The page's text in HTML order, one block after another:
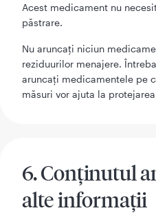
Acest medicament nu
păstrare.
Nu aruncaţi niciun
reziduurilor menajere.
aruncaţi medicamentele pe
măsuri vor ajuta la
6. Conţinutul
alte informaţii